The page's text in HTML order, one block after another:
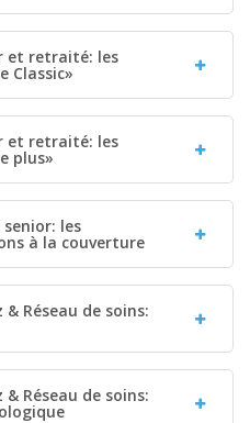
et retraité: les
Classic»
et retraité: les
plus»
les
à la couverture
Réseau de soins:
Réseau de soins: